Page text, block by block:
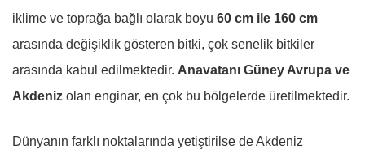
iklime ve toprağa bağlı olarak boyu 60 cm ile 160 cm
arasında değişiklik gösteren bitki, çok senelik bitkiler
arasında kabul edilmektedir. Anavatanı Güney Avrupa ve
Akdeniz olan enginar, en çok bu bölgelerde üretilmektedir.
Dünyanın farklı noktalarında yetiştirilse de Akdeniz